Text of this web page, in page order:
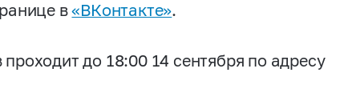
в«ВКонтакте».
до 18:00 14 сентября по адресу